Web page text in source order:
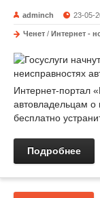
adminch 23-05-
Ченет / Интернет -
Интернет-портал
автовладельцам о
бесплатно
Подробнее